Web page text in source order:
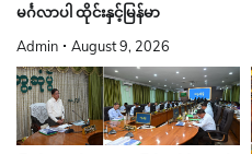
မင်္ဂလာပါ ထိုင်းနှင့်မြန်မာ
Admin August 9, 2026